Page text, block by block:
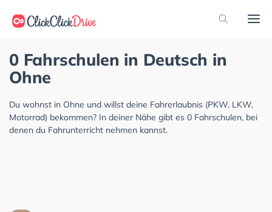
0 Fahrschulen in Deutsch in
Ohne
Du wohnst in Ohne und willst deine Fahrerlaubnis (PKW, LKW,
Motorrad) bekommen? In deiner Nähe gibt es 0 Fahrschulen, bei
denen du Fahrunterricht nehmen kannst.